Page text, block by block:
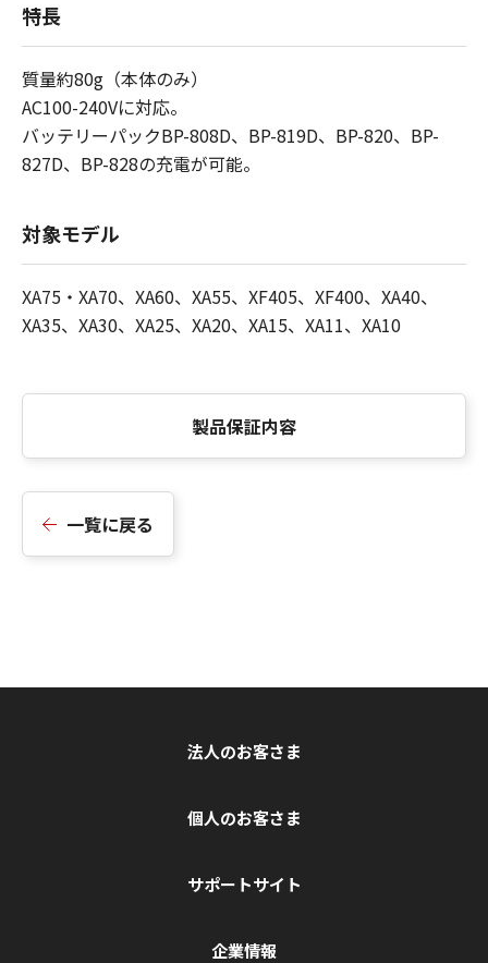
特長
質量約80g（本体のみ）
AC100-240Vに対応。
バッテリーパックBP-808D、BP-819D、BP-820、BP-
827D、BP-828の充電が可能。
対象モデル
XA75・XA70、XA60、XA55、XF405、XF400、XA40、
XA35、XA30、XA25、XA20、XA15、XA11、XA10
製品保証内容
一覧に戻る
法人のお客さま
個人のお客さま
サポートサイト
企業情報